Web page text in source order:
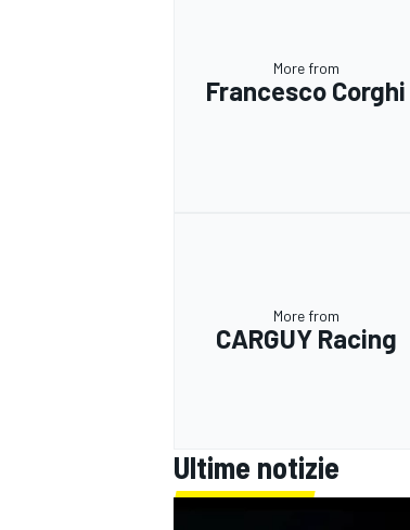
More from
Francesco Corghi
More from
CARGUY Racing
Ultime notizie